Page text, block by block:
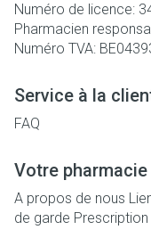
Numéro de licence:
Pharmacien
Numéro TVA:
Service à la
FAQ
Votre pharmacie
A propos de nous
de garde Prescription